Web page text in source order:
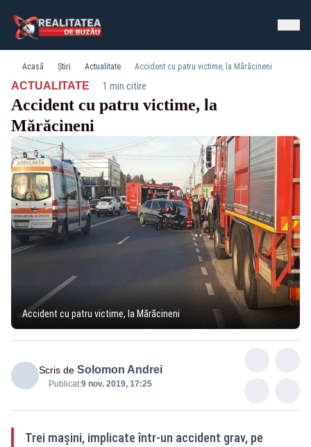
Acasă Știri Actualitate Accident cu patru victime, la Mărăcineni
ACTUALITATE· 1 min citire
Accident cu patru victime, la
Mărăcineni
Accident cu patru victime, la Mărăcineni
Scris de Solomon Andrei
Publicat:9 nov. 2019, 17:25
Trei mașini, implicate într-un accident grav, pe